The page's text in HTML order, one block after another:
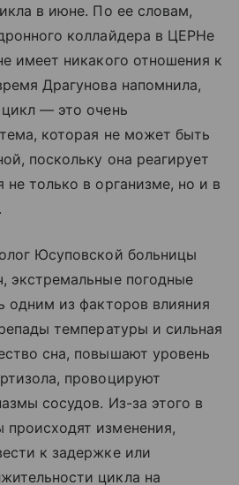
в июне. По ее словам,
коллайдера в ЦЕРНе
имеет никакого отношения к
Драгунова напомнила,
— это очень
которая не может быть
поскольку она реагирует
только в организме, но и в
Юсуповской больницы
экстремальные погодные
одним из факторов влияния
температуры и сильная
сна, повышают уровень
провоцируют
сосудов. Из-за этого в
изменения,
к задержке или
цикла на